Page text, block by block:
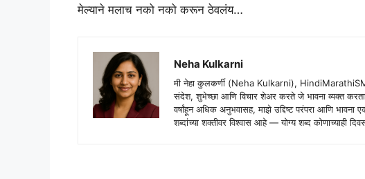
मेल्याने मलाच नको नको करून ठेवलंय…
Neha Kulkarni
मी नेहा कुलकर्णी (Neha Kulkarni),
संदेश, शुभेच्छा आणि विचार शेअर करते जे भावना व्यक्त
वर्षांहून अधिक अनुभवासह, माझे उद्दिष्ट परंपरा आणि
शब्दांच्या शक्तीवर विश्वास आहे — योग्य शब्द कोणाच्याही